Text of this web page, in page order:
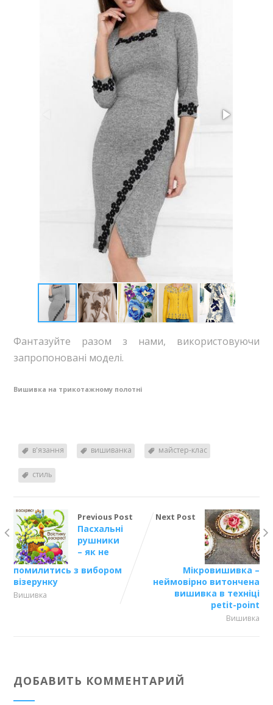
Фантазуйте разом з нами, використовуючи
запропоновані моделі.
Вишивка на трикотажному полотні
в'язання вишиванка майстер-клас
стиль
Previous Post
Пасхальні
рушники
– як не
помилитись з вибором
візерунку
Вишивка
Next Post
Мікровишивка –
неймовірно витончена
вишивка в техніці
petit-point
Вишивка
ДОБАВИТЬ КОММЕНТАРИЙ